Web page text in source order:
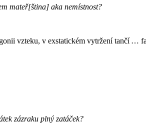
mateř[ština] aka nemístnost?
vzteku, v exstatickém vytržení tančí …
zázraku plný zatáček?